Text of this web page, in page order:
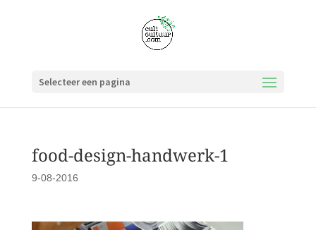
Selecteer een pagina
food-design-handwerk-1
9-08-2016